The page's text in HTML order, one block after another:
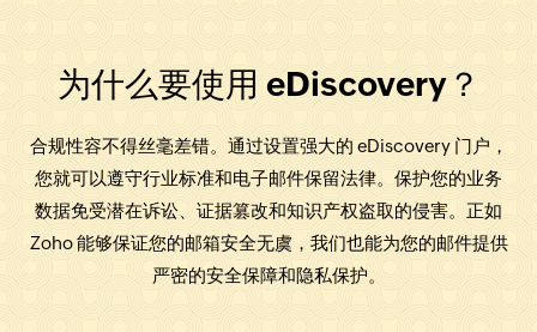
为什么要使用 eDiscovery？
合规性容不得丝毫差错。通过设置强大的 eDiscovery 门户，
您就可以遵守行业标准和电子邮件保留法律。保护您的业务
数据免受潜在诉讼、证据篡改和知识产权盗取的侵害。正如
Zoho 能够保证您的邮箱安全无虞，我们也能为您的邮件提供
严密的安全保障和隐私保护。